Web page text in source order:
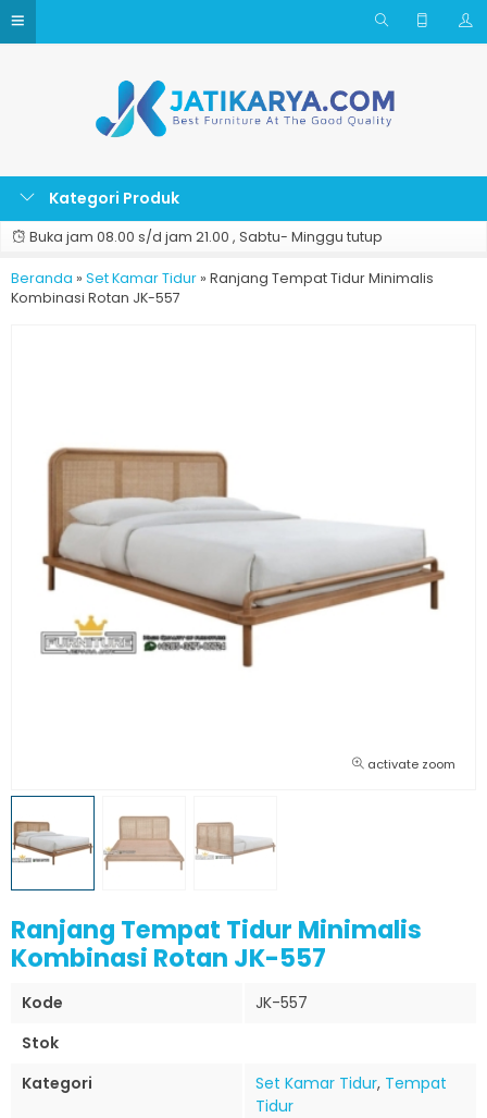
Kategori Produk
Buka jam 08.00 s/d jam 21.00 , Sabtu- Minggu tutup
Beranda » Set Kamar Tidur » Ranjang Tempat Tidur Minimalis
Kombinasi Rotan JK-557
activate zoom
Ranjang Tempat Tidur Minimalis
Kombinasi Rotan JK-557
Kode
JK-557
Stok
Kategori
Set Kamar Tidur, Tempat
Tidur